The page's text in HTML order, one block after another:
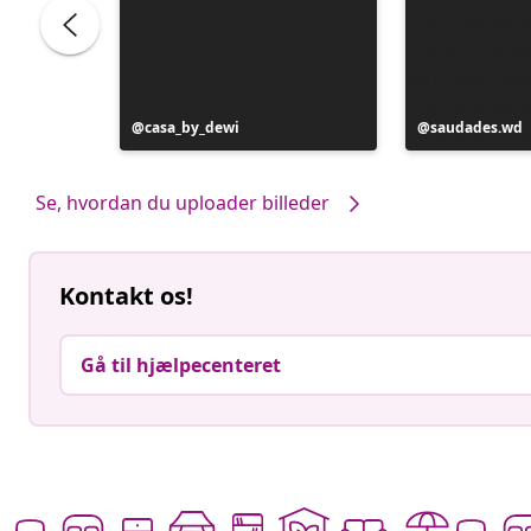
Opslag
offentliggjort
casa_by_dewi
Opslag
offentliggjort
saudades.wd
Se, hvordan du uploader billeder
Kontakt os!
Gå til hjælpecenteret